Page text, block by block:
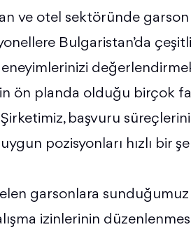
ve otel sektöründe garson
Bulgaristan’da
ön planda olduğu birçok
başvuru
pozisyonları hızlı bir
garsonlara
izinlerinin